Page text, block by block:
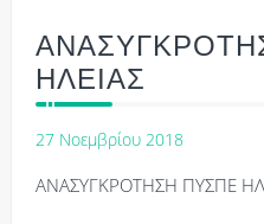
ΗΛΕΙΑΣ
27 Νοεμβρίου 2018
ΑΝΑΣΥΓΚΡΟΤΗΣΗ ΠΥΣΠΕ